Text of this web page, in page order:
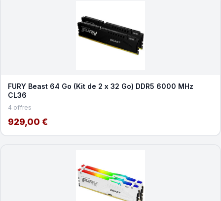
FURY Beast 64 Go (Kit de 2 x 32 Go) DDR5 6000 MHz
CL36
4 offres
929,00 €